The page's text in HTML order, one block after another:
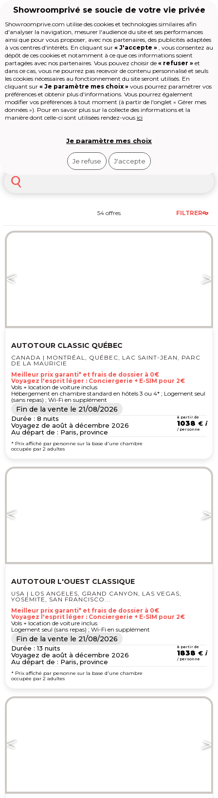
Accueil
Les jours de la Maison
Mode
Voyages
Enfant
Beauté
Sport
Loisirs
Shop-it
Voyages Séjour Séjour Amérique du Nord
Voyage Amerique du nord
L’Amérique du Nord est une destination
qui défie les superlatifs : des gratte-ciels
de Manhattan à l’immensité des parcs
nationaux du Grand Ouest américain,
des forêts boréales canadiennes aux
déserts du Nouveau-Mexique, ce
paysages, de cultures et d’expériences
voyageurs. Partir en vacances aux
États-Unis, au Canada ou au Mexique,
du moment, ce rêve américain est
Voir plus
Mexique Canada
54 offres FILTRER
AUTOTOUR CLASSIC QUÉBEC
CANADA | MONTRÉAL, QUÉBEC, LAC SAINT-JEAN, PARC
DE LA MAURICIE
Meilleur prix garanti* et frais de dossier à 0€
Voyagez l'esprit léger : Conciergerie + E-SIM pour 2€
Vols + location de voiture inclus
Hébergement en chambre standard en hôtels 3 ou 4* ; Logement seul
(sans repas) ; Wi-Fi en supplément
Fin de la vente le 21/08/2026
Durée : 8 nuits
Voyagez de août à décembre 2026
Au départ de : Paris, province
à partir de
1038 €
/ personne
* Prix affiché par personne sur la base d'une chambre
occupée par 2 adultes
AUTOTOUR L'OUEST CLASSIQUE
USA | LOS ANGELES, GRAND CANYON, LAS VEGAS,
YOSEMITE, SAN FRANCISCO...
Meilleur prix garanti* et frais de dossier à 0€
Voyagez l'esprit léger : Conciergerie + E-SIM pour 2€
Vols + location de voiture inclus
Logement seul (sans repas) ; Wi-Fi en supplément
Fin de la vente le 21/08/2026
Durée : 13 nuits
Voyagez de août à décembre 2026
Au départ de : Paris, province
à partir de
1838 €
/ personne
* Prix affiché par personne sur la base d'une chambre
occupée par 2 adultes
Showroomprivé se soucie de votre vie privée
Showroomprive.com utilise des cookies et technologies similaires afin
d'analyser la navigation, mesurer l'audience du site et ses performances
ainsi que pour vous proposer, avec nos partenaires, des publicités adaptées
à vos centres d'intérêts. En cliquant sur « J'accepte » , vous consentez au
dépôt de ces cookies et notamment à ce que ces informations soient
partagées avec nos partenaires. Vous pouvez choisir de « refuser » et
dans ce cas, vous ne pourrez pas recevoir de contenu personnalisé et seuls
les cookies nécessaires au fonctionnement du site seront utilisés. En
cliquant sur « Je paramètre mes choix » vous pourrez paramétrer vos
préférences et obtenir plus d'informations. Vous pourrez également
modifier vos préférences à tout moment (à partir de l'onglet « Gérer mes
données »). Pour en savoir plus sur la collecte des informations et la
manière dont celle-ci sont utilisées rendez-vous ici
Je paramètre mes choix
Je refuse J'accepte